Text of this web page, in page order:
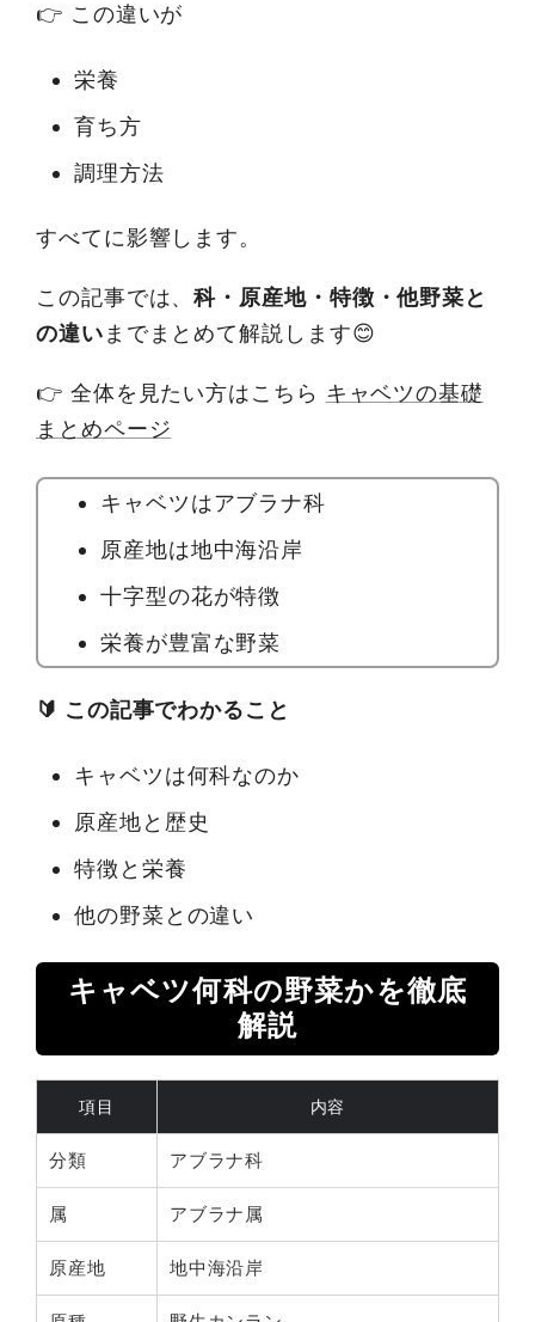
👉 この違いが
栄養
育ち方
調理方法
すべてに影響します。
この記事では、科・原産地・特徴・他野菜と
の違いまでまとめて解説します😊
👉 全体を見たい方はこちら キャベツの基礎
まとめページ
キャベツはアブラナ科
原産地は地中海沿岸
十字型の花が特徴
栄養が豊富な野菜
🔰 この記事でわかること
キャベツは何科なのか
原産地と歴史
特徴と栄養
他の野菜との違い
キャベツ何科の野菜かを徹底
解説
項目 内容
分類 アブラナ科
属 アブラナ属
原産地 地中海沿岸